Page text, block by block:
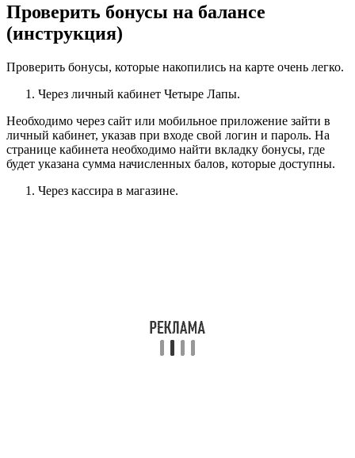
Проверить бонусы на балансе
(инструкция)
Проверить бонусы, которые накопились на карте очень легко.
Через личный кабинет Четыре Лапы.
Необходимо через сайт или мобильное приложение зайти в
личный кабинет, указав при входе свой логин и пароль. На
странице кабинета необходимо найти вкладку бонусы, где
будет указана сумма начисленных балов, которые доступны.
Через кассира в магазине.